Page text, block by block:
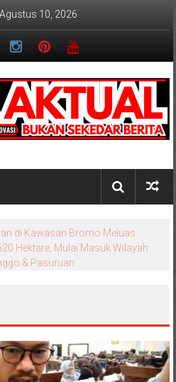
10, 2026
di Kawasan Bromo Meluas
Hektare, Mulai Masuk Wilayah
& Pasuruan